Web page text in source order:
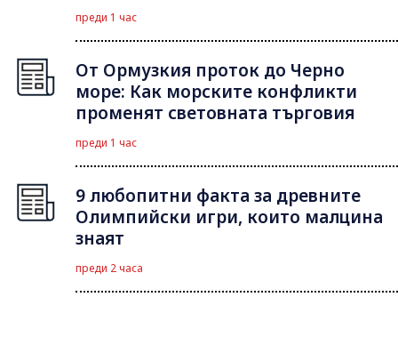
преди 1 час
От Ормузкия проток до Черно
море: Как морските конфликти
променят световната търговия
преди 1 час
9 любопитни факта за древните
Олимпийски игри, които малцина
знаят
преди 2 часа